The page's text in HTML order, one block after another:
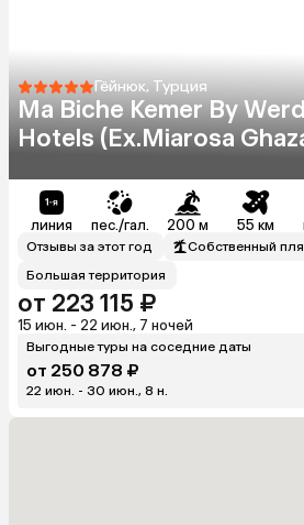
Гёйнюк, Турция
Ma Biche Kemer By
Hotels (Ex.Miarosa
линия пес./гал. 200 м 55 км
Отзывы за этот год
Собственный
Большая территория
от 223 115 ₽
15 июн. - 22 июн., 7 ночей
Выгодные туры на соседние даты
от 250 878 ₽
22 июн. - 30 июн., 8 н.